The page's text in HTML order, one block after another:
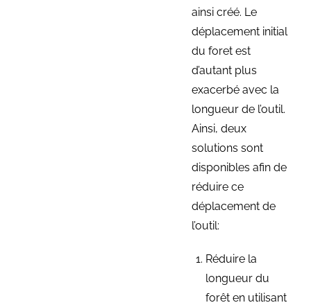
ainsi créé. Le
déplacement initial
du foret est
d’autant plus
exacerbé avec la
longueur de l’outil.
Ainsi, deux
solutions sont
disponibles afin de
réduire ce
déplacement de
l’outil:
Réduire la
longueur du
forêt en utilisant